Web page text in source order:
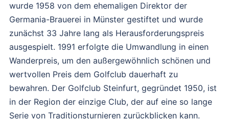
wurde 1958 von dem ehemaligen Direktor der
Germania-Brauerei in Münster gestiftet und wurde
zunächst 33 Jahre lang als Herausforderungspreis
ausgespielt. 1991 erfolgte die Umwandlung in einen
Wanderpreis, um den außergewöhnlich schönen und
wertvollen Preis dem Golfclub dauerhaft zu
bewahren. Der Golfclub Steinfurt, gegründet 1950, ist
in der Region der einzige Club, der auf eine so lange
Serie von Traditionsturnieren zurückblicken kann.